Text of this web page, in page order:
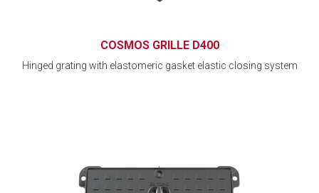
COSMOS GRILLE D400
Hinged grating with elastomeric gasket elastic closing system